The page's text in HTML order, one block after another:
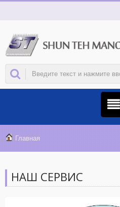
Главная
НАШ СЕРВИС